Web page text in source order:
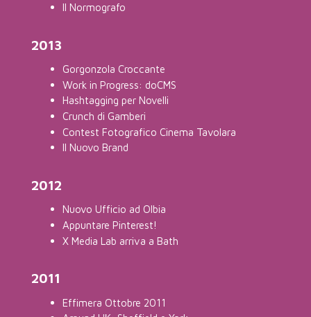
Il Normografo
2013
Gorgonzola Croccante
Work in Progress: doCMS
Hashtagging per Novelli
Crunch di Gamberi
Contest Fotografico Cinema Tavolara
Il Nuovo Brand
2012
Nuovo Ufficio ad Olbia
Appuntare Pinterest!
X Media Lab arriva a Bath
2011
Effimera Ottobre 2011